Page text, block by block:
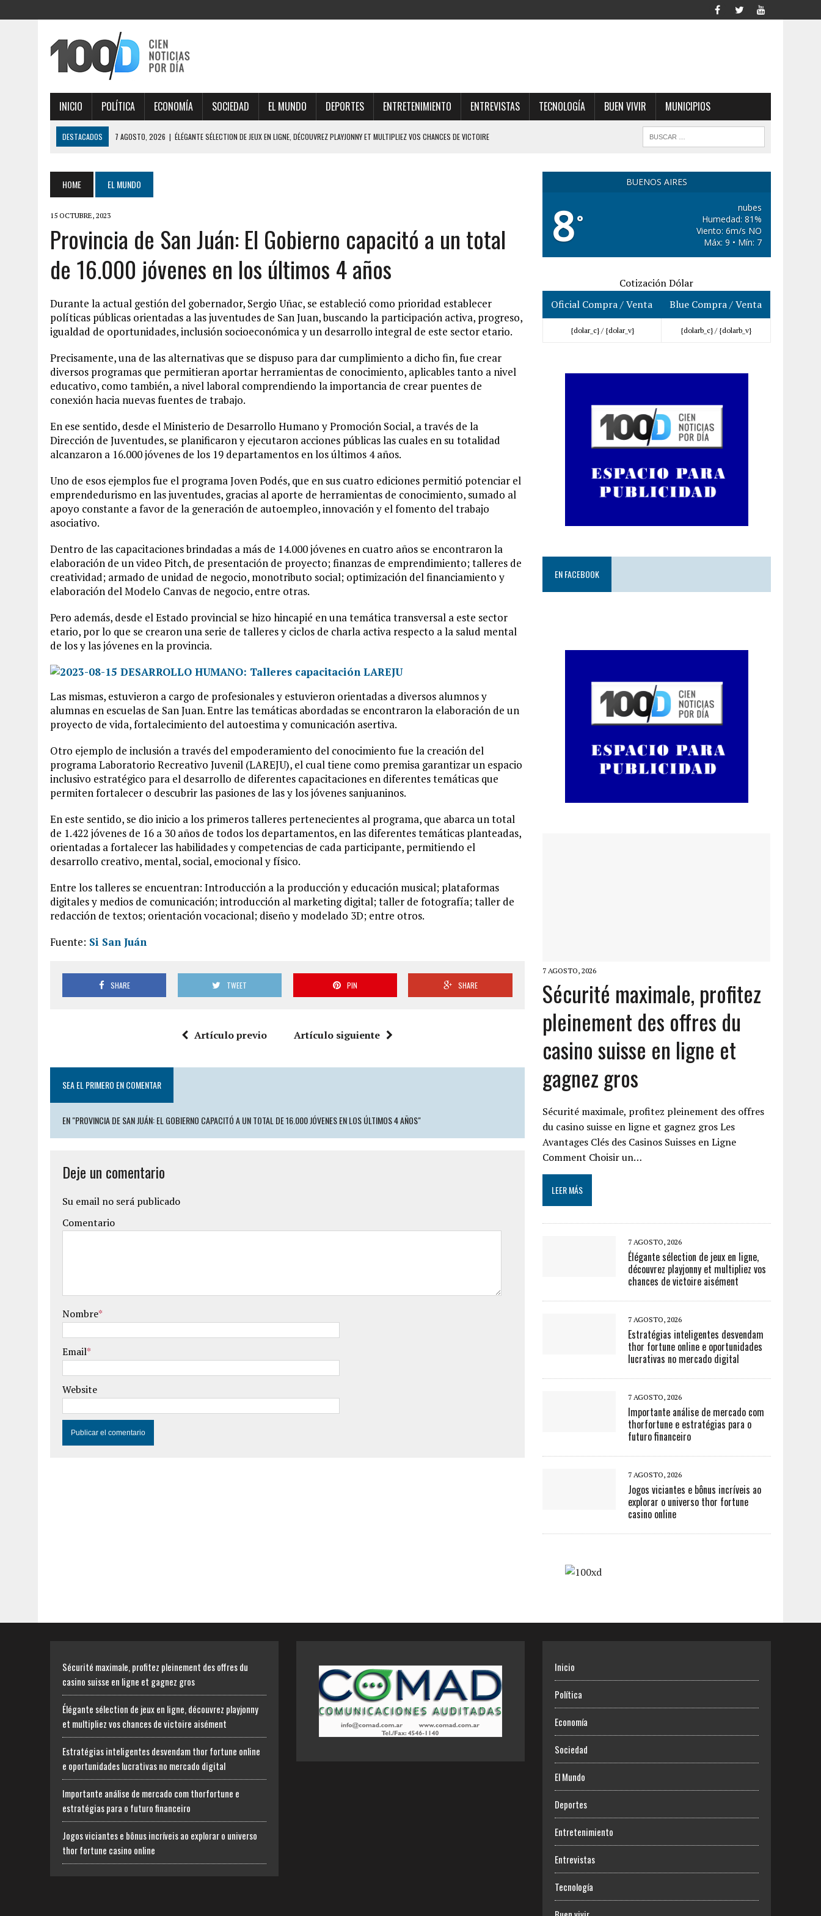
INICIO POLÍTICA ECONOMÍA SOCIEDAD EL MUNDO DEPORTES ENTRETENIMIENTO ENTREVISTAS TECNOLOGÍA BUEN VIVIR MUNICIPIOS
DESTACADOS 7 AGOSTO, 2026 | ÉLÉGANTE SÉLECTION DE JEUX EN LIGNE, DÉCOUVREZ PLAYJONNY ET MULTIPLIEZ VOS CHANCES DE VICTOIRE
7 AGOSTO, 2026 | IMPORTANTE ANÁLISE DE MERCADO COM THORFORTUNE E ESTRATÉGIAS PARA O FUTURO FINANCEIRO
7 AGOSTO, 2026
7 AGOSTO, 2026 | SÉCURITÉ MAXIMALE, PROFITEZ PLEINEMENT DES OFFRES DU CASINO SUISSE EN LIGNE ET GAGNEZ GROS
HOME EL MUNDO
15 OCTUBRE, 2023
Provincia de San Juán: El Gobierno capacitó a un total
de 16.000 jóvenes en los últimos 4 años
Durante la actual gestión del gobernador, Sergio Uñac, se estableció como prioridad establecer
políticas públicas orientadas a las juventudes de San Juan, buscando la participación activa, progreso,
igualdad de oportunidades, inclusión socioeconómica y un desarrollo integral de este sector etario.
Precisamente, una de las alternativas que se dispuso para dar cumplimiento a dicho fin, fue crear
diversos programas que permitieran aportar herramientas de conocimiento, aplicables tanto a nivel
educativo, como también, a nivel laboral comprendiendo la importancia de crear puentes de
conexión hacia nuevas fuentes de trabajo.
En ese sentido, desde el Ministerio de Desarrollo Humano y Promoción Social, a través de la
Dirección de Juventudes, se planificaron y ejecutaron acciones públicas las cuales en su totalidad
alcanzaron a 16.000 jóvenes de los 19 departamentos en los últimos 4 años.
Uno de esos ejemplos fue el programa Joven Podés, que en sus cuatro ediciones permitió potenciar el
emprendedurismo en las juventudes, gracias al aporte de herramientas de conocimiento, sumado al
apoyo constante a favor de la generación de autoempleo, innovación y el fomento del trabajo
asociativo.
Dentro de las capacitaciones brindadas a más de 14.000 jóvenes en cuatro años se encontraron la
elaboración de un video Pitch, de presentación de proyecto; finanzas de emprendimiento; talleres de
creatividad; armado de unidad de negocio, monotributo social; optimización del financiamiento y
elaboración del Modelo Canvas de negocio, entre otras.
Pero además, desde el Estado provincial se hizo hincapié en una temática transversal a este sector
etario, por lo que se crearon una serie de talleres y ciclos de charla activa respecto a la salud mental
de los y las jóvenes en la provincia.
Las mismas, estuvieron a cargo de profesionales y estuvieron orientadas a diversos alumnos y
alumnas en escuelas de San Juan. Entre las temáticas abordadas se encontraron la elaboración de un
proyecto de vida, fortalecimiento del autoestima y comunicación asertiva.
Otro ejemplo de inclusión a través del empoderamiento del conocimiento fue la creación del
programa Laboratorio Recreativo Juvenil (LAREJU), el cual tiene como premisa garantizar un espacio
inclusivo estratégico para el desarrollo de diferentes capacitaciones en diferentes temáticas que
permiten fortalecer o descubrir las pasiones de las y los jóvenes sanjuaninos.
En este sentido, se dio inicio a los primeros talleres pertenecientes al programa, que abarca un total
de 1.422 jóvenes de 16 a 30 años de todos los departamentos, en las diferentes temáticas planteadas,
orientadas a fortalecer las habilidades y competencias de cada participante, permitiendo el
desarrollo creativo, mental, social, emocional y físico.
Entre los talleres se encuentran: Introducción a la producción y educación musical; plataformas
digitales y medios de comunicación; introducción al marketing digital; taller de fotografía; taller de
redacción de textos; orientación vocacional; diseño y modelado 3D; entre otros.
Fuente: Si San Juán
SHARE TWEET PIN SHARE
Artículo previo Artículo siguiente
SEA EL PRIMERO EN COMENTAR
EN "PROVINCIA DE SAN JUÁN: EL GOBIERNO CAPACITÓ A UN TOTAL DE 16.000 JÓVENES EN LOS ÚLTIMOS 4 AÑOS"
Deje un comentario
Su email no será publicado
Comentario
Nombre*
Email*
Website
BUENOS AIRES
8°
nubes
Humedad: 81%
Viento: 6m/s NO
Máx: 9 • Mín: 7
Cotización Dólar
Oficial Compra / Venta
Blue Compra / Venta
{dolar_c} / {dolar_v} {dolarb_c} / {dolarb_v}
EN FACEBOOK
7 AGOSTO, 2026
Sécurité maximale, profitez
pleinement des offres du
casino suisse en ligne et
gagnez gros
Sécurité maximale, profitez pleinement des offres
du casino suisse en ligne et gagnez gros Les
Avantages Clés des Casinos Suisses en Ligne
Comment Choisir un…
LEER MÁS
7 AGOSTO, 2026
Élégante sélection de jeux en ligne,
découvrez playjonny et multipliez vos
chances de victoire aisément
7 AGOSTO, 2026
Estratégias inteligentes desvendam
thor fortune online e oportunidades
lucrativas no mercado digital
7 AGOSTO, 2026
Importante análise de mercado com
thorfortune e estratégias para o
futuro financeiro
7 AGOSTO, 2026
Jogos viciantes e bônus incríveis ao
explorar o universo thor fortune
casino online
Sécurité maximale, profitez pleinement des offres du
casino suisse en ligne et gagnez gros
Élégante sélection de jeux en ligne, découvrez playjonny
et multipliez vos chances de victoire aisément
Estratégias inteligentes desvendam thor fortune online
e oportunidades lucrativas no mercado digital
Importante análise de mercado com thorfortune e
estratégias para o futuro financeiro
Jogos viciantes e bônus incríveis ao explorar o universo
thor fortune casino online
Inicio
Política
Economía
Sociedad
El Mundo
Deportes
Entretenimiento
Entrevistas
Tecnología